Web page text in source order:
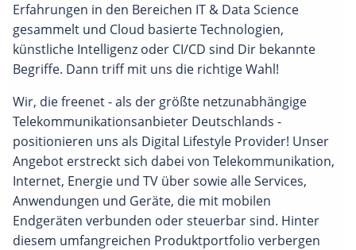
Erfahrungen in den Bereichen IT & Data Science
gesammelt und Cloud basierte Technologien,
künstliche Intelligenz oder CI/CD sind Dir bekannte
Begriffe. Dann triff mit uns die richtige Wahl!
Wir, die freenet - als der größte netzunabhängige
Telekommunikationsanbieter Deutschlands -
positionieren uns als Digital Lifestyle Provider! Unser
Angebot erstreckt sich dabei von Telekommunikation,
Internet, Energie und TV über sowie alle Services,
Anwendungen und Geräte, die mit mobilen
Endgeräten verbunden oder steuerbar sind. Hinter
diesem umfangreichen Produktportfolio verbergen